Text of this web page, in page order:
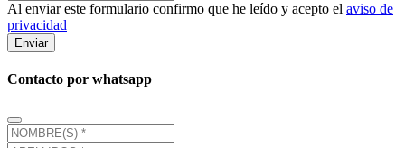
Al enviar este formulario confirmo que he leído y acepto el aviso de
privacidad
Enviar
Contacto por whatsapp